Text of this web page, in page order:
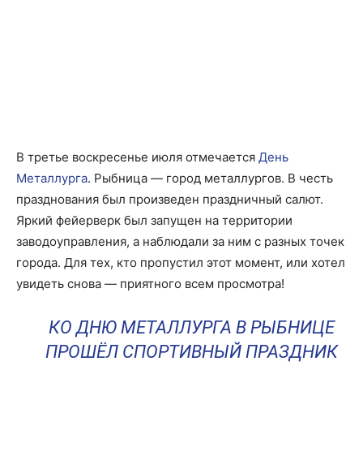
В третье воскресенье июля отмечается День
Металлурга. Рыбница — город металлургов. В честь
празднования был произведен праздничный салют.
Яркий фейерверк был запущен на территории
заводоуправления, а наблюдали за ним с разных точек
города. Для тех, кто пропустил этот момент, или хотел
увидеть снова — приятного всем просмотра!
КО ДНЮ МЕТАЛЛУРГА В РЫБНИЦЕ
ПРОШЁЛ СПОРТИВНЫЙ ПРАЗДНИК